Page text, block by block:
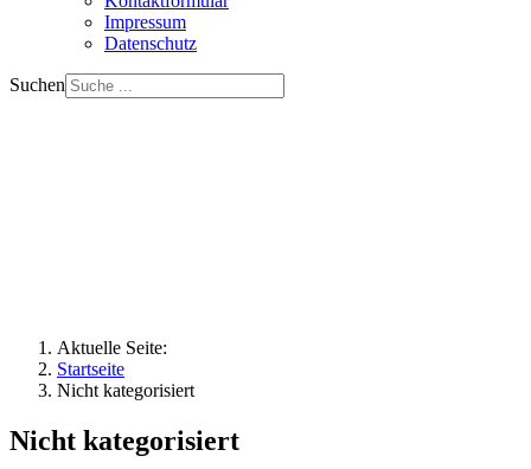
Impressum
Datenschutz
Suchen
Aktuelle Seite:
Startseite
Nicht kategorisiert
Nicht kategorisiert